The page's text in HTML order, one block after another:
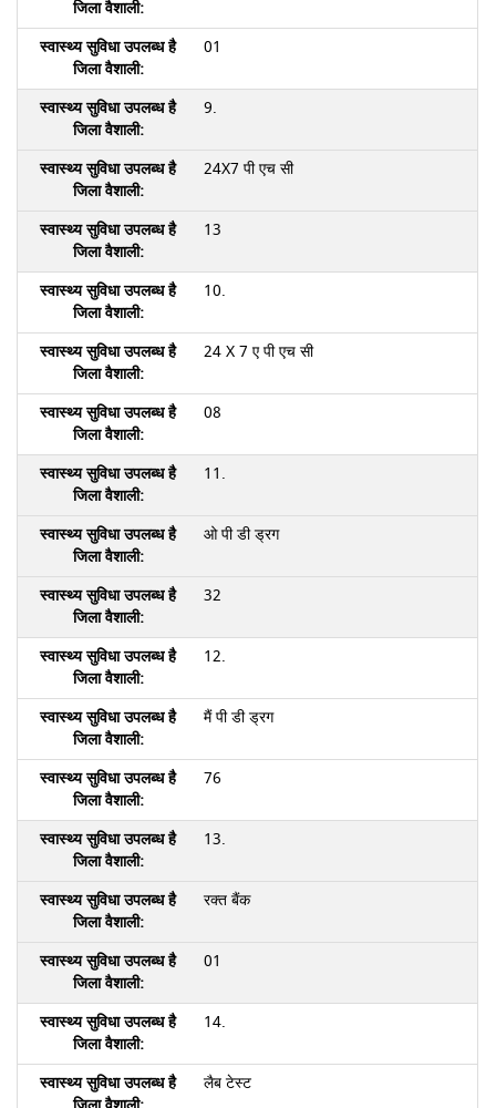
01
9.
24X7 पी एच सी
13
10.
24 X 7 ए पी एच सी
08
11.
ओ पी डी ड्रग
32
12.
मैं पी डी ड्रग
76
13.
रक्त बैंक
01
14.
लैब टेस्ट